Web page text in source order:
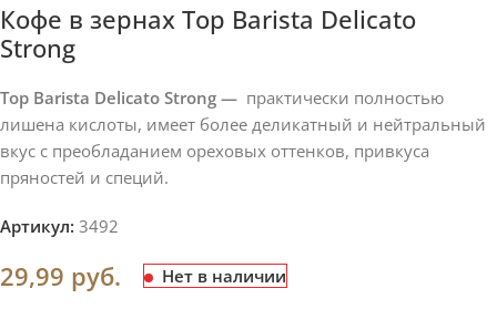
Кофе в зернах Top Barista Delicato
Strong
Top Barista Delicato Strong — практически полностью
лишена кислоты, имеет более деликатный и нейтральный
вкус с преобладанием ореховых оттенков, привкуса
пряностей и специй.
Артикул: 3492
29,99 руб. Нет в наличии